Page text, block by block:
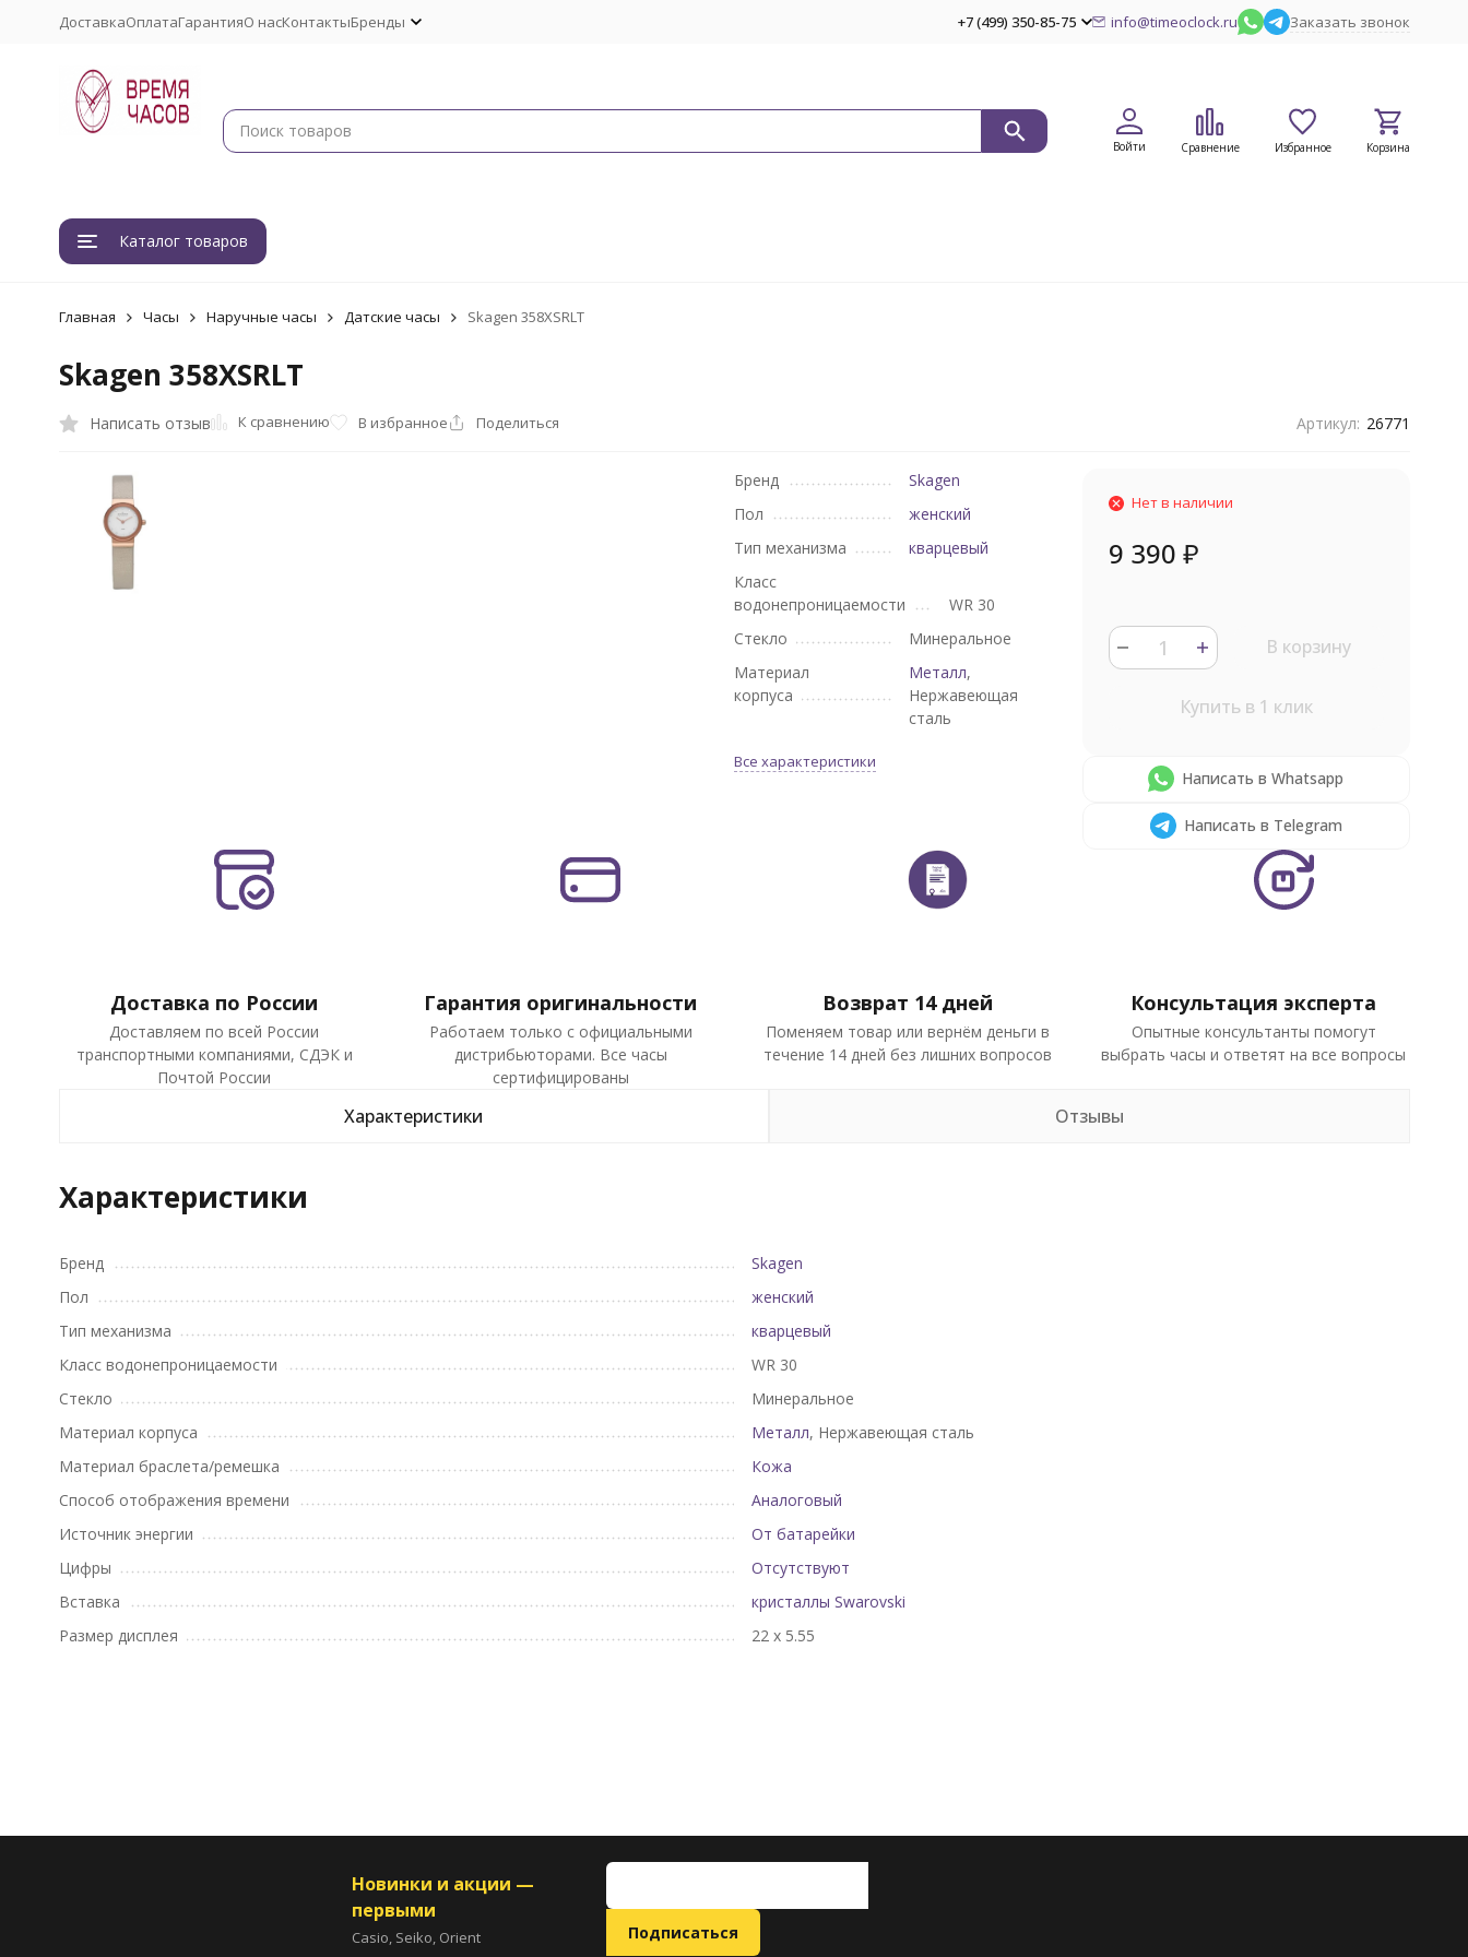
ДоставкаОплатаГарантияО насКонтактыБренды +7 (499) 350-85-75 info@timeoclock.ru Заказать звонок
Войти Сравнение Избранное Корзина
Каталог товаров
Главная Часы Наручные часы Датские часы Skagen 358XSRLT
Skagen 358XSRLT
Написать отзыв К сравнению В избранное Поделиться Артикул: 26771
Бренд
Skagen
Пол
женский
Тип механизма
кварцевый
Класс
водонепроницаемости
WR 30
Стекло
Минеральное
Материал
корпуса
Металл,
Нержавеющая
сталь
Все характеристики
Нет в наличии
9 390 ₽
В корзину
Купить в 1 клик
Написать в Whatsapp
Написать в Telegram
Доставка по России
Доставляем по всей России
транспортными компаниями, СДЭК и
Почтой России
Гарантия оригинальности
Работаем только с официальными
дистрибьюторами. Все часы
сертифицированы
Возврат 14 дней
Поменяем товар или вернём деньги в
течение 14 дней без лишних вопросов
Консультация эксперта
Опытные консультанты помогут
выбрать часы и ответят на все вопросы
Характеристики Отзывы
Характеристики
Бренд
Skagen
Пол
женский
Тип механизма
кварцевый
Класс водонепроницаемости
WR 30
Стекло
Минеральное
Материал корпуса
Металл, Нержавеющая сталь
Материал браслета/ремешка
Кожа
Способ отображения времени
Аналоговый
Источник энергии
От батарейки
Цифры
Отсутствуют
Вставка
кристаллы Swarovski
Размер дисплея
22 х 5.55
Новинки и акции —
первыми
Casio, Seiko, Orient